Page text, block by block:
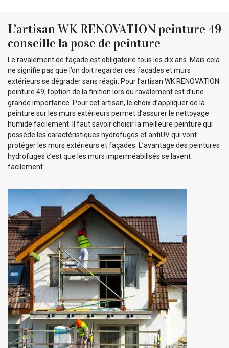
L’artisan WK RENOVATION peinture 49
conseille la pose de peinture
Le ravalement de façade est obligatoire tous les dix ans. Mais cela
ne signifie pas que l’on doit regarder ces façades et murs
extérieurs se dégrader sans réagir. Pour l’artisan WK RENOVATION
peinture 49, l’option de la finition lors du ravalement est d’une
grande importance. Pour cet artisan, le choix d’appliquer de la
peinture sur les murs extérieurs permet d’assurer le nettoyage
humide facilement. Il faut savoir choisir la meilleure peinture qui
possède les caractéristiques hydrofuges et antiUV qui vont
protéger les murs extérieurs et façades. L’avantage des peintures
hydrofuges c’est que les murs imperméabilisés se lavent
facilement.